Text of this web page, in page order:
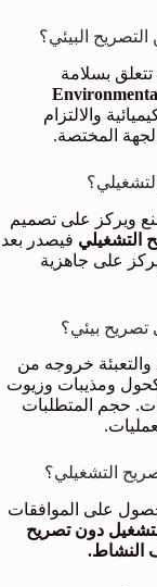
البيئي؟
تتعلق بسلامة
والالتزام
المختصة.
ويركز على تصميم
التشغيلي فيصدر بعد
على جاهزية
تصريح بيئي؟
والتعبئة خروجه من
كحول ومذيبات وزيوت
حجم المتطلبات
التشغيلي؟
على الموافقات
دون تصريح
النشاط.